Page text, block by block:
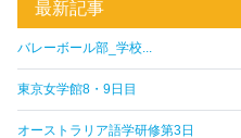
最新記事
バレーボール部_学校...
東京女学館8・9日目
オーストラリア語学研修第3日